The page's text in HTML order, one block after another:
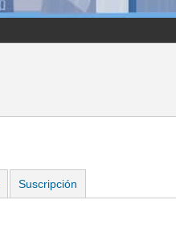
Suscripción